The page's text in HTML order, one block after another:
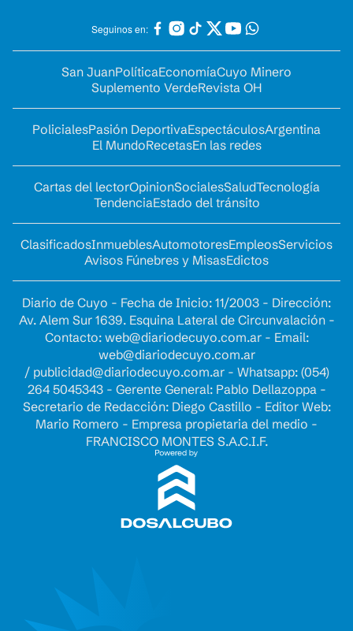
Seguinos en:
San JuanPolíticaEconomíaCuyo Minero
Suplemento VerdeRevista OH
PolicialesPasión DeportivaEspectáculosArgentina
El MundoRecetasEn las redes
Cartas del lectorOpinionSocialesSaludTecnología
TendenciaEstado del tránsito
ClasificadosInmueblesAutomotoresEmpleosServicios
Avisos Fúnebres y MisasEdictos
Diario de Cuyo - Fecha de Inicio: 11/2003 - Dirección:
Av. Alem Sur 1639. Esquina Lateral de Circunvalación -
Contacto: web@diariodecuyo.com.ar- Email:
web@diariodecuyo.com.ar
/ publicidad@diariodecuyo.com.ar- Whatsapp: (054)
264 5045343 - Gerente General: Pablo Dellazoppa -
Secretario de Redacción: Diego Castillo - Editor Web:
Mario Romero - Empresa propietaria del medio -
FRANCISCO MONTES S.A.C.I.F.